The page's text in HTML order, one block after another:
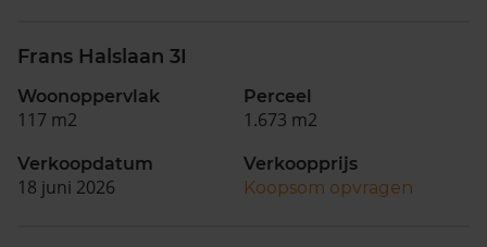
Frans Halslaan 3I
Woonoppervlak
117 m2
Perceel
1.673 m2
Verkoopdatum
18 juni 2026
Verkoopprijs
Koopsom opvragen